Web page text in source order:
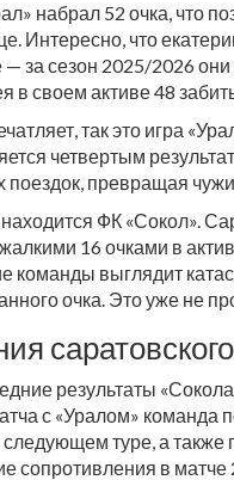
набрал 52 очка, что
Интересно, что
за сезон 2025/2026
в своем активе 48
так это игра
четвертым
поездок, превращая
ФК «Сокол».
16 очками в
команды выглядит
очка. Это уже не
результаты
с «Уралом»
следующем туре, а
сопротивления в